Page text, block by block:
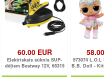
60.00 EUR
Elektriskais sūknis SUP-
dēļiem Bestway 12V, 65315
573074
B.B. Doll -